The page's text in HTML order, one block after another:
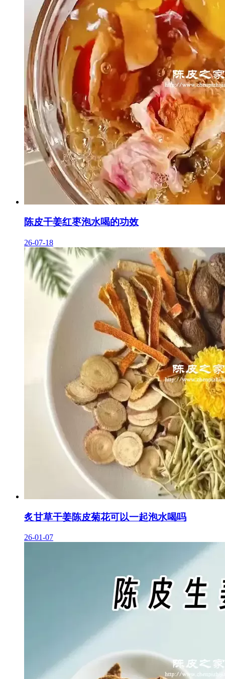
陈皮干姜红枣泡水喝的功效
26-07-18
炙甘草干姜陈皮菊花可以一起泡水喝吗
26-01-07